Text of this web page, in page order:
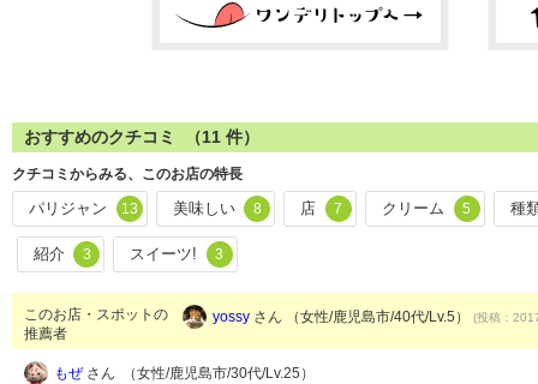
おすすめのクチコミ （11 件）
クチコミからみる、このお店の特長
パリジャン 13 美味しい 8 店 7 クリーム 5 種
紹介 3 スイーツ! 3
このお店・スポットの
推薦者
yossy さん （女性/鹿児島市/40代/Lv.5） (投稿：
もぜさん （女性/鹿児島市/30代/Lv.25）